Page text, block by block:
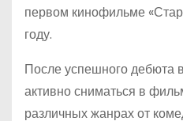
первом кинофильме
году.
После успешного дебюта
активно сниматься в
различных жанрах от